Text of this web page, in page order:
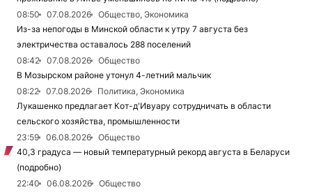
08:50
07.08.2026
Общество, Экономика
Из-за непогоды в Минской области к утру 7 августа без
электричества оставалось 288 поселений
08:42
07.08.2026
Общество
В Мозырском районе утонул 4-летний мальчик
08:22
07.08.2026
Политика, Экономика
Лукашенко предлагает Кот-д'Ивуару сотрудничать в области
сельского хозяйства, промышленности
23:59
06.08.2026
Общество
40,3 градуса — новый температурный рекорд августа в Беларуси
(подробно)
22:40
06.08.2026
Общество